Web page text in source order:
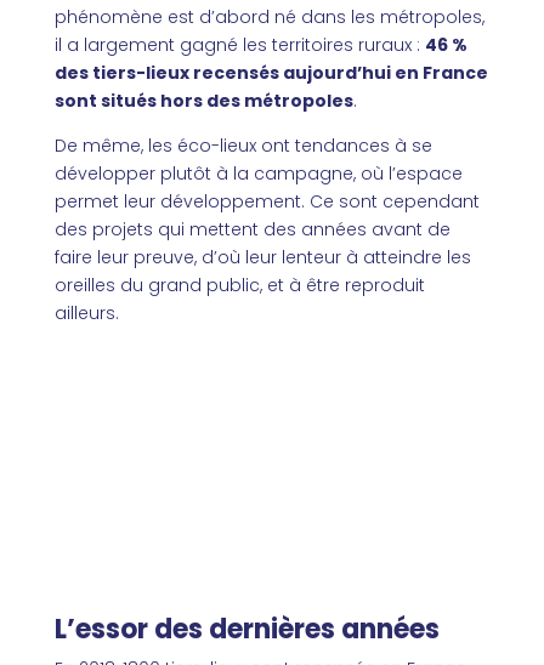
phénomène est d’abord né dans les métropoles,
il a largement gagné les territoires ruraux : 46 %
des tiers-lieux recensés aujourd’hui en France
sont situés hors des métropoles.
De même, les éco-lieux ont tendances à se
développer plutôt à la campagne, où l’espace
permet leur développement. Ce sont cependant
des projets qui mettent des années avant de
faire leur preuve, d’où leur lenteur à atteindre les
oreilles du grand public, et à être reproduit
ailleurs.
L’essor des dernières années